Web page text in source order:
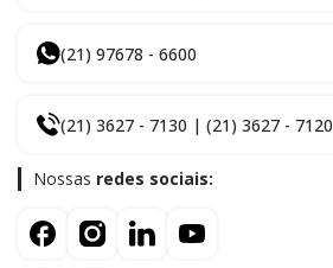
(21) 97678 - 6600
(21) 3627 - 7130 | (21) 3627 - 7120
Nossas redes sociais: